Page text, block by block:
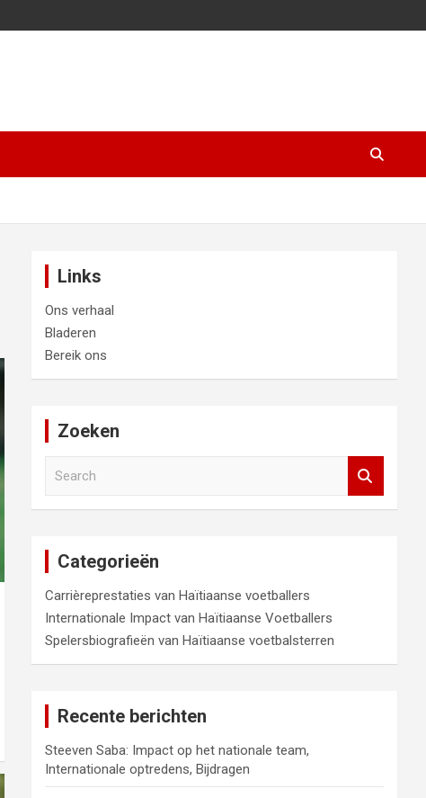
Links
Ons verhaal
Bladeren
Bereik ons
Zoeken
Categorieën
Carrièreprestaties van Haïtiaanse voetballers
Internationale Impact van Haïtiaanse Voetballers
Spelersbiografieën van Haïtiaanse voetbalsterren
Recente berichten
Steeven Saba: Impact op het nationale team,
Internationale optredens, Bijdragen